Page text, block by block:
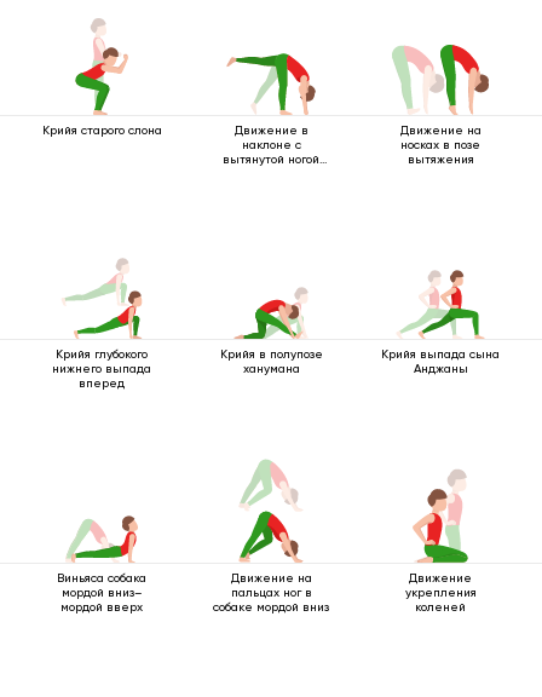
Крийя старого слона
Движение в
наклоне с
вытянутой ногой
Движение на
носках в позе
вытяжения
Крийя глубокого
нижнего выпада
вперед
Крийя в полупозе
ханумана
Крийя выпада сына
Анджаны
Виньяса собака
мордой вниз–
мордой вверх
Движение на
пальцах ног в
собаке мордой вниз
Движение
укрепления
коленей